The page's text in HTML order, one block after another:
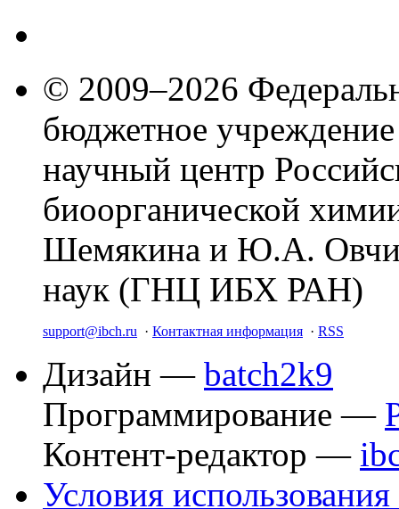
© 2009–2026
бюджетное
научный центр
биоорганической
Шемякина и Ю.А.
наук (ГНЦ ИБХ РАН)
support@ibch.ru · Контактная информация · RSS
Дизайн — batch2k9
Программирование —
Контент-редактор —
Условия использования